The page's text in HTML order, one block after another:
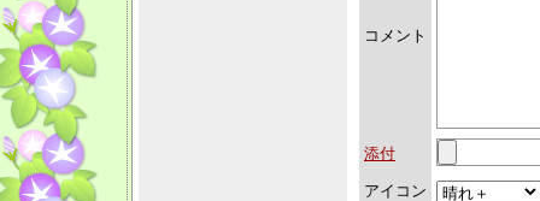
コメント
添付
アイコン